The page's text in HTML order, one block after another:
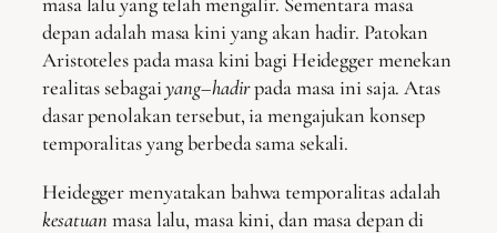
depan adalah masa kini yang akan hadir. Patokan
Aristoteles pada masa kini bagi Heidegger menekan
realitas sebagaiyang–hadirpada masa ini saja. Atas
dasar penolakan tersebut, ia mengajukan konsep
temporalitas yang berbeda sama sekali.
Heidegger menyatakan bahwa temporalitas adalah
kesatuan masa lalu, masa kini, dan masa depan di